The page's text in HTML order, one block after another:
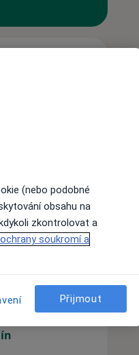
Ne
k dispozici
(nebo podobné
obsahu na
zkontrolovat a
soukromí a
Přijmout